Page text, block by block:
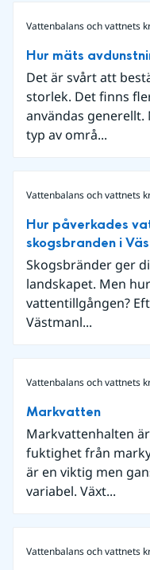
Vattenbalans och vattnets
Hur mäts
Det är svårt att
storlek. Det finns
användas
typ av områ...
Vattenbalans och vattnets
Hur påverkades
skogsbranden i
Skogsbränder ger
landskapet. Men
vattentillgången?
Västmanl...
Vattenbalans och vattnets
Markvatten
Markvattenhalten
fuktighet från
är en viktig men
variabel. Växt...
Vattenbalans och vattnets